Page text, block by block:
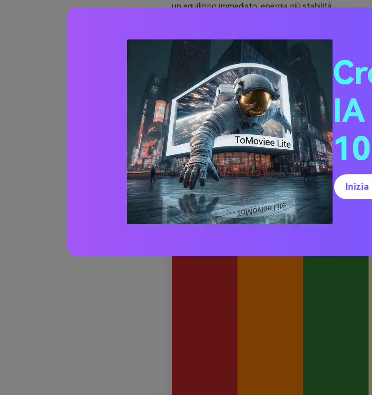
un equilibrio immediato: energia più stabilità.
raccolto/autunno, cibo e freschezza, outdoor e viaggi,
(positivo/attenzione/negativo). Questa familiarità
ricordare.
La chiave è la gerarchia. Quando decidi quale colore
supporto (specialmente per CTA, etichette e icone),
verde restano chiare invece che caotiche.
Oltre 20 idee di
Arancione Verde (con
1) Mercato del Raccolto